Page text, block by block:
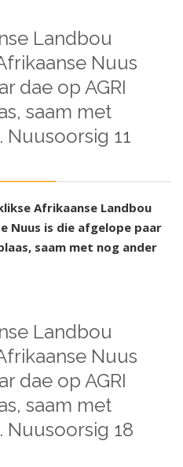
Landbou
Nuus
dae op AGRI
saam met
Nuusoorsig 11
Afrikaanse Landbou
Nuus is die afgelope paar
saam met nog ander
Landbou
Nuus
dae op AGRI
saam met
Nuusoorsig 18